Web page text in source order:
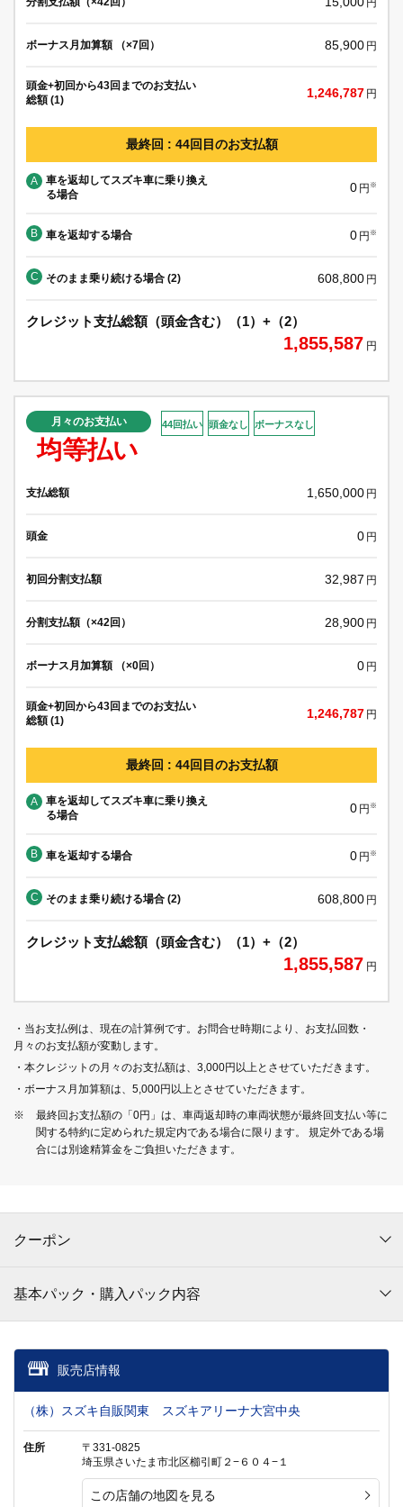
円
ボーナス月加算額 （×7回） 85,900 円
頭金+初回から43回までのお支払い
総額 (1)
1,246,787 円
最終回 : 44回目のお支払額
A
車を返却してスズキ車に乗り換え
る場合
0 円 ※
B 車を返却する場合 0 円 ※
C そのまま乗り続ける場合 (2) 608,800 円
クレジット支払総額（頭金含む）（1）+（2）
1,855,587 円
月々のお支払い
均等払い
44回払い 頭金なし ボーナスなし
支払総額 1,650,000 円
頭金 0 円
初回分割支払額 32,987 円
分割支払額（×42回） 28,900 円
ボーナス月加算額 （×0回） 0 円
頭金+初回から43回までのお支払い
総額 (1)
1,246,787 円
最終回 : 44回目のお支払額
A
車を返却してスズキ車に乗り換え
る場合
0 円 ※
B 車を返却する場合 0 円 ※
C そのまま乗り続ける場合 (2) 608,800 円
クレジット支払総額（頭金含む）（1）+（2）
1,855,587 円
・当お支払例は、現在の計算例です。お問合せ時期により、お支払回数・
月々のお支払額が変動します。
・本クレジットの月々のお支払額は、3,000円以上とさせていただきます。
・ボーナス月加算額は、5,000円以上とさせていただきます。
※
最終回お支払額の「0円」は、車両返却時の車両状態が最終回支払い等に
関する特約に定められた規定内である場合に限ります。 規定外である場
合には別途精算金をご負担いただきます。
クーポン
基本パック・購入パック内容
販売店情報
（株）スズキ自販関東 スズキアリーナ大宮中央
住所
〒331-0825
埼玉県さいたま市北区櫛引町２−６０４−１
この店舗の地図を見る